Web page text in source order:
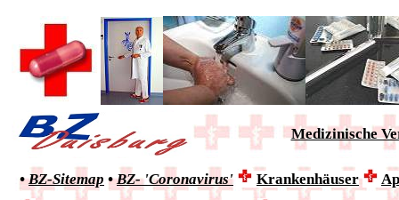
Medizinische
•BZ-Sitemap •BZ- 'Coronavirus' Krankenhäuser